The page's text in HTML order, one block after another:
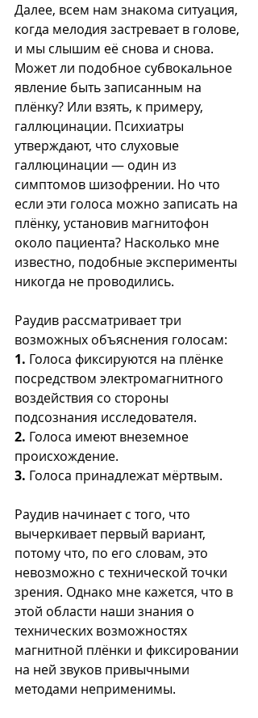
Далее, всем нам знакома ситуация,
когда мелодия застревает в голове,
и мы слышим её снова и снова.
Может ли подобное субвокальное
явление быть записанным на
плёнку? Или взять, к примеру,
галлюцинации. Психиатры
утверждают, что слуховые
галлюцинации — один из
симптомов шизофрении. Но что
если эти голоса можно записать на
плёнку, установив магнитофон
около пациента? Насколько мне
известно, подобные эксперименты
никогда не проводились.
Раудив рассматривает три
возможных объяснения голосам:
1. Голоса фиксируются на плёнке
посредством электромагнитного
воздействия со стороны
подсознания исследователя.
2. Голоса имеют внеземное
происхождение.
3. Голоса принадлежат мёртвым.
Раудив начинает с того, что
вычеркивает первый вариант,
потому что, по его словам, это
невозможно с технической точки
зрения. Однако мне кажется, что в
этой области наши знания о
технических возможностях
магнитной плёнки и фиксировании
на ней звуков привычными
методами неприменимы.